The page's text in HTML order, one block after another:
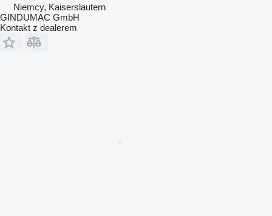
Niemcy, Kaiserslautern
GINDUMAC GmbH
Kontakt z dealerem